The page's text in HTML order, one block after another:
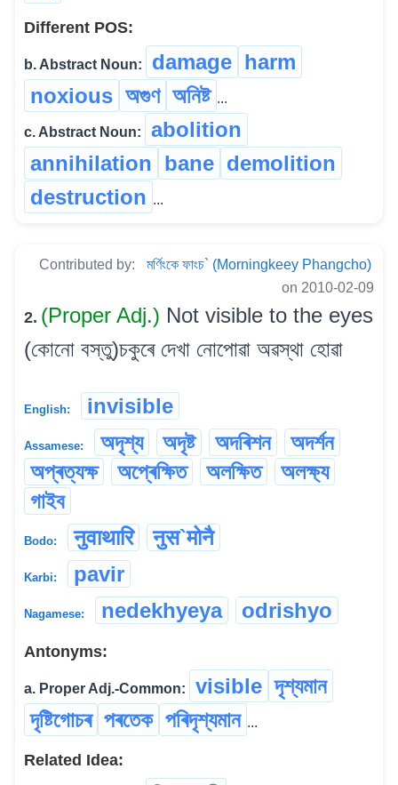
Different POS:
b. Abstract Noun: damage harm
noxious অগুণ অনিষ্ট ...
c. Abstract Noun:
abolition
annihilation bane demolition
destruction ...
Contributed by:
মৰ্ণিংকে ফাংচ` (Morningkeey Phangcho)
on 2010-02-09
2. (Proper Adj.) Not visible to the eyes
(কোনো বস্তু)চকুৰে দেখা নোপোৱা অৱস্থা হোৱা
English: invisible
Assamese: অদৃশ্য অদৃষ্ট অদৰিশন
অদৰ্শন
অপ্ৰত্যক্ষ
অপ্ৰেক্ষিত অলক্ষিত
অলক্ষ্য
গাইব
Bodo: नुवाथारि नुस`मोनै
Karbi: pavir
Nagamese: nedekhyeya odrishyo
Antonyms:
a. Proper Adj.-Common: visible দৃশ্যমান
দৃষ্টিগোচৰ পৰতেক পৰিদৃশ্যমান ...
Related Idea: